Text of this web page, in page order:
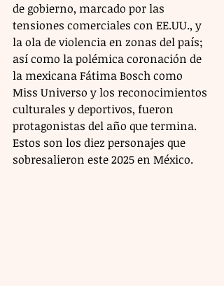
de gobierno, marcado por las
tensiones comerciales con EE.UU., y
la ola de violencia en zonas del país;
así como la polémica coronación de
la mexicana Fátima Bosch como
Miss Universo y los reconocimientos
culturales y deportivos, fueron
protagonistas del año que termina.
Estos son los diez personajes que
sobresalieron este 2025 en México.